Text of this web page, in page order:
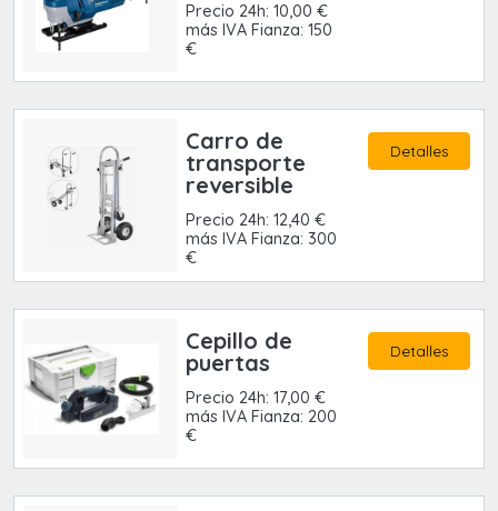
Precio 24h: 10,00 €
más IVA Fianza: 150
€
Carro de
transporte
reversible
Precio 24h: 12,40 €
más IVA Fianza: 300
€
Detalles
Cepillo de
puertas
Precio 24h: 17,00 €
más IVA Fianza: 200
€
Detalles